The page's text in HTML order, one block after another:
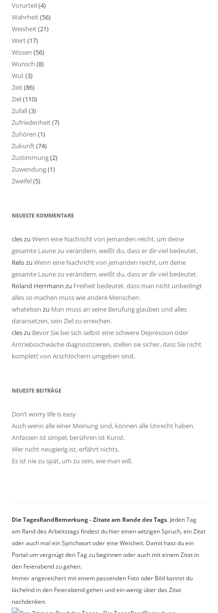
Vorurteil(4)
Wahrheit(56)
Weisheit(21)
Wert(17)
Wissen (56)
Wunsch (8)
Wut(3)
Zeit(86)
Ziel(110)
Zufall(3)
Zufriedenheit(7)
Zuhören (1)
Zukunft(74)
Zustimmung(2)
Zuwendung(1)
Zweifel(5)
NEUESTE KOMMENTARE
cleszu Wenn eine Nachricht von jemanden reicht, um deine
gesamte Laune zu verändern, weißt du, dass er dir viel bedeutet.
Relo zu Wenn eine Nachricht von jemanden reicht, um deine
gesamte Laune zu verändern, weißt du, dass er dir viel bedeutet.
Roland Herrmann zu Freiheit bedeutet, dass man nicht unbedingt
alles so machen muss wie andere Menschen.
whatelsen zu Man muss an seine Berufung glauben und alles
daransetzen, sein Ziel zu erreichen.
cleszu Bevor Sie bei sich selbst eine schwere Depression oder
Antriebsschwäche diagnostizieren, stellen sie sicher, dass Sie nicht
komplett von Arschlöchern umgeben sind.
NEUESTE BEITRÄGE
Don’t worry life is easy
Auch wenn alle einer Meinung sind, können alle Unrecht haben.
Anfassen ist simpel, berühren ist Kunst.
Wer nicht neugierig ist, erfährt nichts.
Es ist nie zu spät, um zu sein, wie man will.
Die TagesRandBemerkung - Zitate am Rande des Tags. Jeden Tag
am Rand des Arbeitstags findest du hier einen witzigen Spruch, ein Zitat
oder auch mal ein Sprichwort oder eine Weisheit. Damit hast du ein
Portal um vergnügt den Tag zu beginnen oder auch mit einem Zitat in
den Feierabend zu gehen.
Immer angereichert mit einem passenden Foto oder Bild kannst du
lächelnd in den Feierabend gehen und ein wenig über das Zitat
nachdenken.